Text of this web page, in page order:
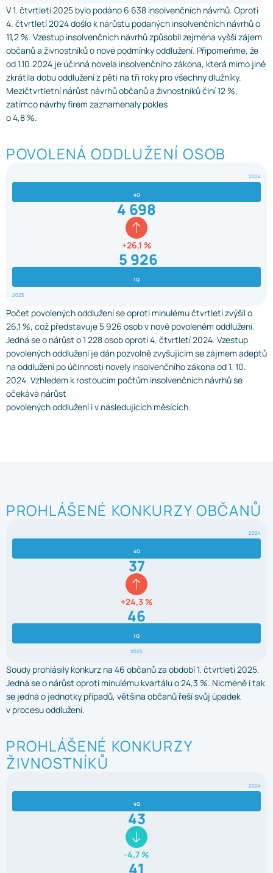
V 1. čtvrtletí 2025 bylo podáno 6 638 insolvenčních návrhů. Oproti
4. čtvrtletí 2024 došlo k nárůstu podaných insolvenčních návrhů o
11,2 %. Vzestup insolvenčních návrhů způsobil zejména vyšší zájem
občanů a živnostníků o nové podmínky oddlužení. Připomeňme, že
od 1.10.2024 je účinná novela insolvenčního zákona, která mimo jiné
zkrátila dobu oddlužení z pěti na tři roky pro všechny dlužníky.
Mezičtvrtletní nárůst návrhů občanů a živnostníků činí 12 %,
zatímco návrhy firem zaznamenaly pokles
o 4,8 %.
POVOLENÁ ODDLUŽENÍ OSOB
2024
4Q
4 698
+26,1 %
5 926
1Q
2025
Počet povolených oddlužení se oproti minulému čtvrtletí zvýšil o
26,1 %, což představuje 5 926 osob v nově povoleném oddlužení.
Jedná se o nárůst o 1 228 osob oproti 4. čtvrtletí 2024. Vzestup
povolených oddlužení je dán pozvolně zvyšujícím se zájmem adeptů
na oddlužení po účinnosti novely insolvenčního zákona od 1. 10.
2024. Vzhledem k rostoucím počtům insolvenčních návrhů se
očekává nárůst
povolených oddlužení i v následujících měsících.
PROHLÁŠENÉ KONKURZY OBČANŮ
2024
4Q
37
+24,3 %
46
1Q
2025
Soudy prohlásily konkurz na 46 občanů za období 1. čtvrtletí 2025.
Jedná se o nárůst oproti minulému kvartálu o 24,3 %. Nicméně i tak
se jedná o jednotky případů, většina občanů řeší svůj úpadek
v procesu oddlužení.
PROHLÁŠENÉ KONKURZY
ŽIVNOSTNÍKŮ
2024
4Q
43
-4,7 %
41